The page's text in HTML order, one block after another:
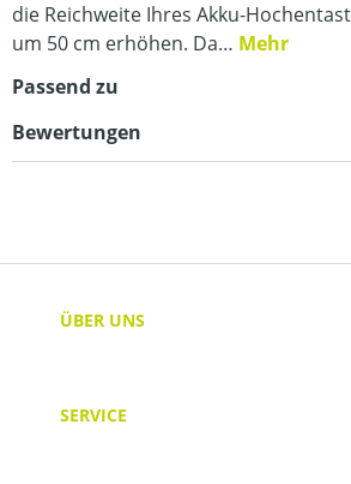
die Reichweite Ihres Akku-
um 50 cm erhöhen. Da… Mehr
Passend zu
Bewertungen
ÜBER UNS
SERVICE